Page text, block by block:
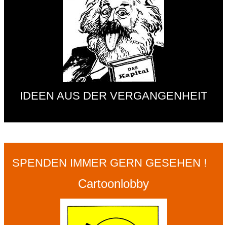
IDEEN AUS DER VERGANGENHEIT
SPENDEN IMMER GERN GESEHEN !
Cartoonlobby